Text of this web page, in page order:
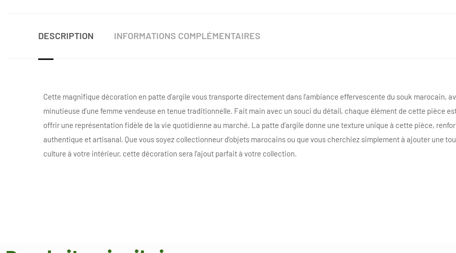
DESCRIPTION INFORMATIONS COMPLÉMENTAIRES
Cette magnifique décoration en patte d’argile vous transporte directement dans l’ambiance effervescente du souk marocain,
minutieuse d’une femme vendeuse en tenue traditionnelle. Fait main avec un souci du détail, chaque élément de cette pièce
offrir une représentation fidèle de la vie quotidienne au marché. La patte d’argile donne une texture unique à cette pièce,
authentique et artisanal. Que vous soyez collectionneur d’objets marocains ou que vous cherchiez simplement à ajouter une
culture à votre intérieur, cette décoration sera l’ajout parfait à votre collection.